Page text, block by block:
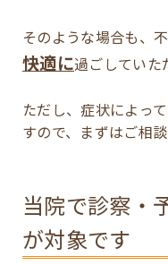
そのような場合も、
快適に過ごしていた
ただし、症状によっ
すので、まずはご相談
当院で診察・
が対象です